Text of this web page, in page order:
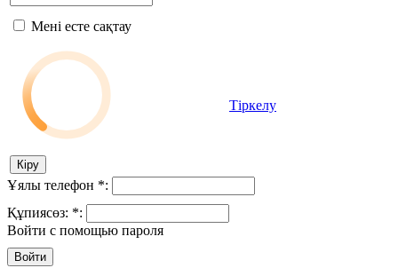
Мені есте сақтау
Тіркелу
Ұялы телефон *:
Құпиясөз: *:
Войти с помощью пароля